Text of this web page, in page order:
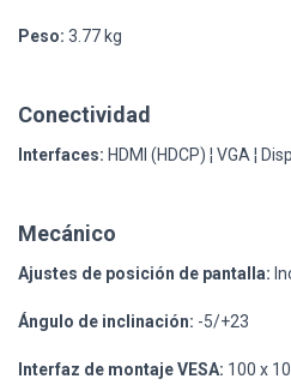
Peso: 3.77 kg
Conectividad
Interfaces: HDMI (HDCP) ¦ VGA ¦
Mecánico
Ajustes de posición de pantalla:
Ángulo de inclinación: -5/+23
Interfaz de montaje VESA: 100 x